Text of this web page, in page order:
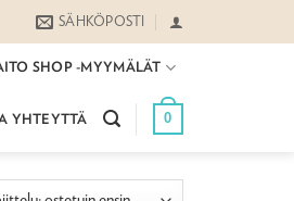
SÄHKÖPOSTI
SHOP -MYYMÄLÄT
YHTEYTTÄ 0